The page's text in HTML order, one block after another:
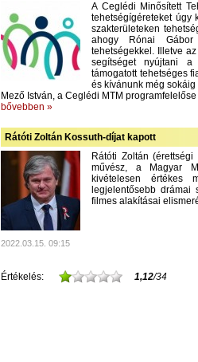
A Ceglédi Minősített
tehetségígéreteket úgy
szakterületeken
ahogy Rónai Gábor
tehetségekkel. Illetve
segítséget nyújtani a
támogatott tehetséges
és kívánunk még
Mező István, a Ceglédi MTM programfelelőse
bővebben »
Rátóti Zoltán Kossuth-díjat kapott
Rátóti Zoltán
művész, a Magyar
kivételesen értékes
legjelentősebb drámai
filmes alakításai
2022.03.15. 09:15
Értékelés: 1,12/34